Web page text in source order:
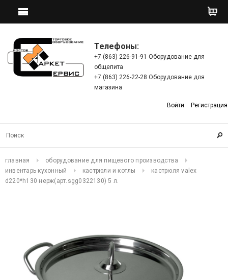
Телефоны:
+7 (863) 226-91-91 Оборудование для
общепита
+7 (863) 226-22-28 Оборудование для
магазина
Войти Регистрация
главная
оборудование для пищевого производства
инвентарь кухонный
кастрюли и котлы
кастрюля valex
d220*h130 нерж(арт.sgg0322130) 5 л.